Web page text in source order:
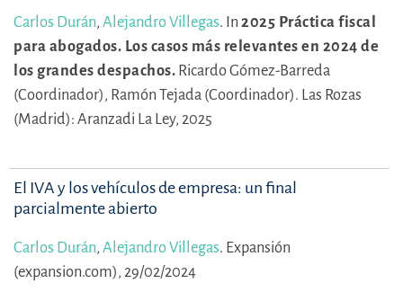
Carlos Durán, Alejandro Villegas. In 2025 Práctica fiscal
para abogados. Los casos más relevantes en 2024 de
los grandes despachos. Ricardo Gómez-Barreda
(Coordinador), Ramón Tejada (Coordinador). Las Rozas
(Madrid): Aranzadi La Ley, 2025
El IVA y los vehículos de empresa: un final
parcialmente abierto
Carlos Durán, Alejandro Villegas. Expansión
(expansion.com), 29/02/2024